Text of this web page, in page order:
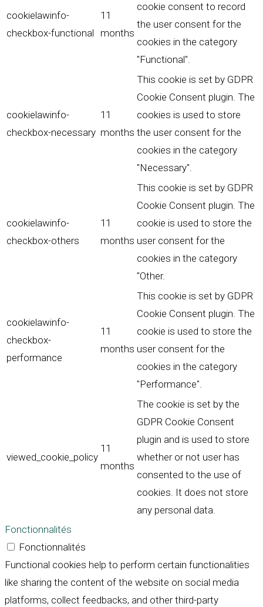
cookielawinfo-
checkbox-functional
11
months
cookie consent to record
the user consent for the
cookies in the category
"Functional".
cookielawinfo-
checkbox-necessary
11
months
This cookie is set by GDPR
Cookie Consent plugin. The
cookies is used to store
the user consent for the
cookies in the category
"Necessary".
cookielawinfo-
checkbox-others
11
months
This cookie is set by GDPR
Cookie Consent plugin. The
cookie is used to store the
user consent for the
cookies in the category
"Other.
cookielawinfo-
checkbox-
performance
11
months
This cookie is set by GDPR
Cookie Consent plugin. The
cookie is used to store the
user consent for the
cookies in the category
"Performance".
viewed_cookie_policy
11
months
The cookie is set by the
GDPR Cookie Consent
plugin and is used to store
whether or not user has
consented to the use of
cookies. It does not store
any personal data.
Fonctionnalités
Fonctionnalités
Functional cookies help to perform certain functionalities
like sharing the content of the website on social media
platforms, collect feedbacks, and other third-party